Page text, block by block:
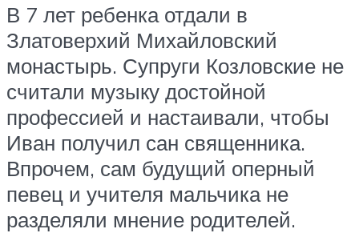
В 7 лет ребенка отдали в
Златоверхий Михайловский
монастырь. Супруги Козловские не
считали музыку достойной
профессией и настаивали, чтобы
Иван получил сан священника.
Впрочем, сам будущий оперный
певец и учителя мальчика не
разделяли мнение родителей.